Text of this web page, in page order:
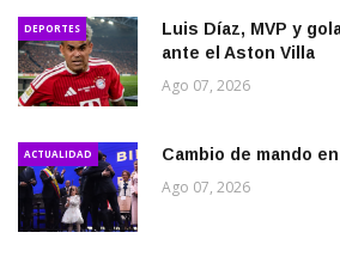
DEPORTES
Luis Díaz, MVP y
ante el Aston Villa
Ago 07, 2026
ACTUALIDAD Cambio de mando
Ago 07, 2026